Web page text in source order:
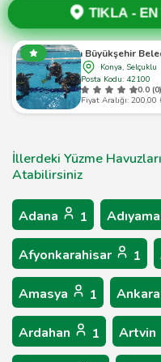
TIKLA -
Konya Büyükşehir
Konya, Selçuklu
Posta Kodu: 42100
0.0 (0)
Fiyat Aralığı:
İllerdeki Yüzme
Atabilirsiniz
Adana 1
Afyonkarahisar 1
Amasya 1 Ankara
Ardahan 1 Artvin